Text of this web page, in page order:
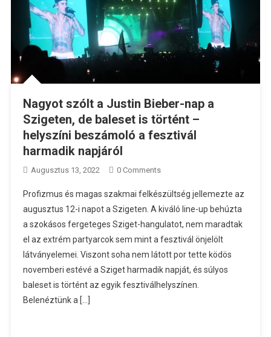
Nagyot szólt a Justin Bieber-nap a
Szigeten, de baleset is történt –
helyszíni beszámoló a fesztivál
harmadik napjáról
Augusztus 13, 2022 0 Comments
Profizmus és magas szakmai felkészültség jellemezte az
augusztus 12-i napot a Szigeten. A kiváló line-up behúzta
a szokásos fergeteges Sziget-hangulatot, nem maradtak
el az extrém partyarcok sem mint a fesztivál önjelölt
látványelemei. Viszont soha nem látott por tette ködös
novemberi estévé a Sziget harmadik napját, és súlyos
baleset is történt az egyik fesztiválhelyszínen.
Belenéztünk a […]